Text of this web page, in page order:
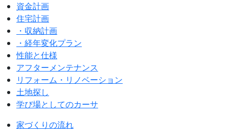
資金計画
住宅計画
・収納計画
・経年変化プラン
性能と仕様
アフターメンテナンス
リフォーム・リノベーション
土地探し
学び場としてのカーサ
家づくりの流れ